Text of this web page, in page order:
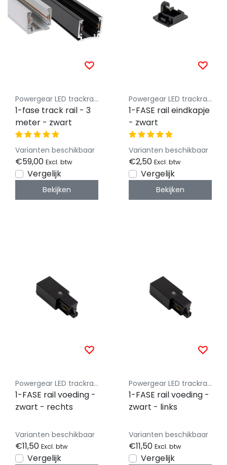
Powergear LED trackrail 1 fase
1-fase track rail - 3
meter - zwart
Varianten beschikbaar
€59,00 Excl. btw
Vergelijk
Bekijken
Powergear LED trackrail 1 fase
1-FASE rail eindkapje
- zwart
Varianten beschikbaar
€2,50 Excl. btw
Vergelijk
Bekijken
Powergear LED trackrail 1 fase
1-FASE rail voeding -
zwart - rechts
Varianten beschikbaar
€11,50 Excl. btw
Vergelijk
Powergear LED trackrail 1 fase
1-FASE rail voeding -
zwart - links
Varianten beschikbaar
€11,50 Excl. btw
Vergelijk